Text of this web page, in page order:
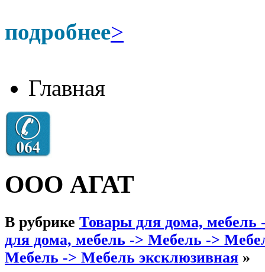
подробнее>
Главная
ООО АГАТ
В рубрике Товары для дома,
для дома, мебель -> Мебель ->
Мебель -> Мебель эксклюзивная »